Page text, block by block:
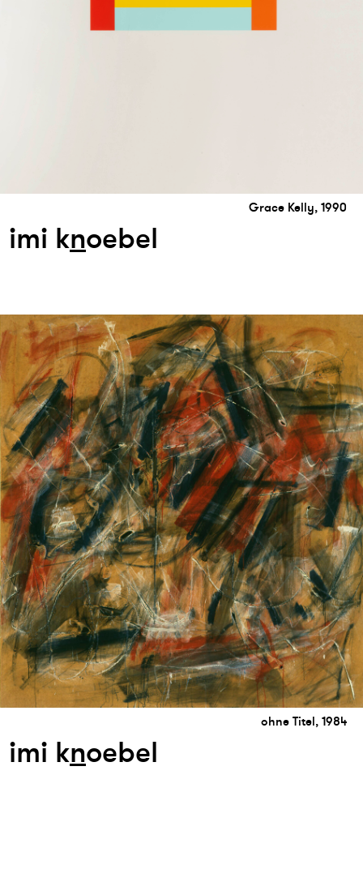
Grace Kelly, 1990
imi knoebel
ohne Titel, 1984
imi knoebel